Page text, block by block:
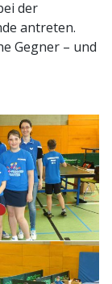
der
antreten.
Gegner – und